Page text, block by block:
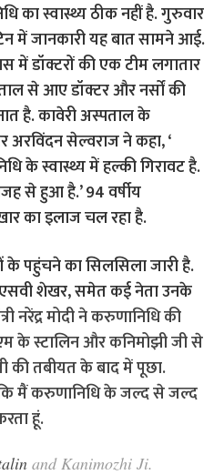
कास्वास्थ्य ठीक नहीं है. गुरुवार
में जानकारी यह बात सामने आई.
में डॉक्टरों की एक टीम लगातार
से आए डॉक्टर और नर्सों की
है. कावेरी अस्पताल के
अरविंदन सेल्वराज ने कहा, ‘
के स्वास्थ्य में हल्की गिरावट है.
से हुआ है.’ 94 वर्षीय
का इलाज चल रहा है.
पहुंचने का सिलसिला जारी है.
एसवी शेखर, समेत कई नेता उनके
नरेंद्र मोदी ने करुणानिधि की
के स्टालिन और कनिमोझी जी से
की तबीयत के बाद में पूछा.
कि मैं करुणानिधि के जल्द से जल्द
हूं.
and Kanimozhi Ji.